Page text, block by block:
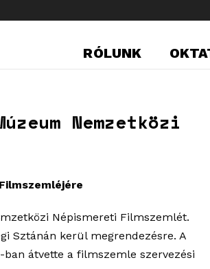
RÓLUNK
Nemzetközi
Népismereti Filmszemlét.
Sztánán kerül megrendezésre. A
átvette a filmszemle szervezési